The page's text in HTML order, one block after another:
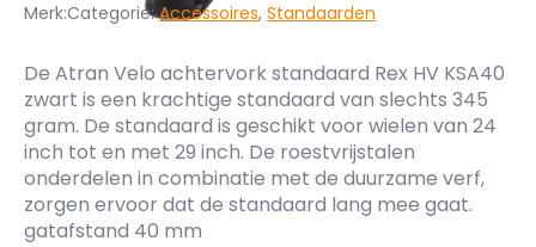
Merk:Categorie:Accessoires, Standaarden
De Atran Velo achtervork standaard Rex HV KSA40
zwart is een krachtige standaard van slechts 345
gram. De standaard is geschikt voor wielen van 24
inch tot en met 29 inch. De roestvrijstalen
onderdelen in combinatie met de duurzame verf,
zorgen ervoor dat de standaard lang mee gaat.
gatafstand 40 mm